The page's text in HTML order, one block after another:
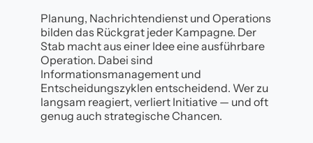
Planung, Nachrichtendienst und Operations
bilden das Rückgrat jeder Kampagne. Der
Stab macht aus einer Idee eine ausführbare
Operation. Dabei sind
Informationsmanagement und
Entscheidungszyklen entscheidend. Wer zu
langsam reagiert, verliert Initiative — und oft
genug auch strategische Chancen.